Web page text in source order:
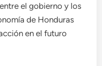
el gobierno y los
de Honduras
en el futuro